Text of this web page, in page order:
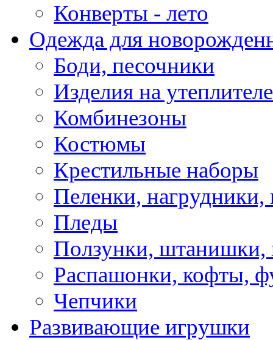
Конверты - лето
Одежда для
Боди, песочники
Изделия на утеплителе
Комбинезоны
Костюмы
Крестильные наборы
Пеленки, нагрудники,
Пледы
Ползунки, штанишки,
Распашонки, кофты,
Чепчики
Развивающие игрушки